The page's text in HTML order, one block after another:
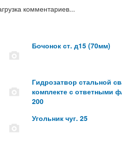
комментариев...
Бочонок ст. д15 (70мм)
Гидрозатвор стальной
комплекте с ответными
200
Угольник чуг. 25